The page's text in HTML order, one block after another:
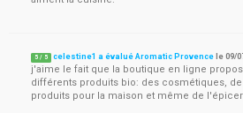
5 / 5 celestine1 a évalué Aromatic Provence le09/
j'aime le fait que la boutique en ligne
différents produits bio: des cosmétiques,
produits pour la maison et même de